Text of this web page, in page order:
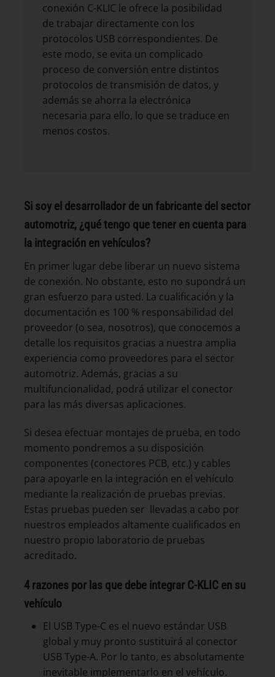
conexión C-KLIC le ofrece la posibilidad
de trabajar directamente con los
protocolos USB correspondientes. De
este modo, se evita un complicado
proceso de conversión entre distintos
protocolos de transmisión de datos, y
además se ahorra la electrónica
necesaria para ello, lo que se traduce en
menos costos.
Si soy el desarrollador de un fabricante del sector
automotriz, ¿qué tengo que tener en cuenta para
la integración en vehículos?
En primer lugar debe liberar un nuevo sistema
de conexión. No obstante, esto no supondrá un
gran esfuerzo para usted. La cualificación y la
documentación es 100 % responsabilidad del
proveedor (o sea, nosotros), que conocemos a
detalle los requisitos gracias a nuestra amplia
experiencia como proveedores para el sector
automotriz. Además, gracias a su
multifuncionalidad, podrá utilizar el conector
para las más diversas aplicaciones.
Si desea efectuar montajes de prueba, en todo
momento pondremos a su disposición
componentes (conectores PCB, etc.) y cables
para apoyarle en la integración en el vehículo
mediante la realización de pruebas previas.
Estas pruebas pueden ser llevadas a cabo por
nuestros empleados altamente cualificados en
nuestro propio laboratorio de pruebas
acreditado.
4 razones por las que debe integrar C-KLIC en su
vehículo
El USB Type-C es el nuevo estándar USB
global y muy pronto sustituirá al conector
USB Type-A. Por lo tanto, es absolutamente
inevitable implementarlo en el vehículo.